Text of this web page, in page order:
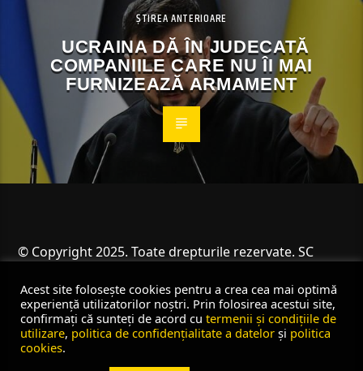
ȘTIREA ANTERIOARE
UCRAINA DĂ ÎN JUDECATĂ
COMPANIILE CARE NU ÎI MAI
FURNIZEAZĂ ARMAMENT
© Copyright 2025. Toate drepturile rezervate. SC
Acest site folosește cookies pentru a crea cea mai optimă
experiență utilizatorilor noștri. Prin folosirea acestui site,
confirmați că sunteți de acord cu termenii și condițiile de
utilizare, politica de confidențialitate a datelor și politica
cookies.